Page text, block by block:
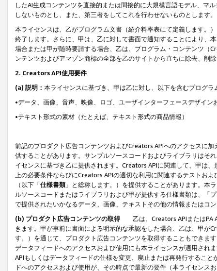
したAI生成コンテンツを直接的または間接的に大規模言語モデル、マ
しないものとし、また、第三者をしてこれを行わせないものとします。
本ライセンスは、乙がプログラム文書（紹介料率表にて定義します。
終了します。さらに、甲は、乙に対して書面で通知することにより、
場合または甲が随時要請する場合、乙は、プログラム・コンテンツ（
ンテンツおよびアマゾン商標の全部を乙のサイトから直ちに除去、削
2. Creators API使用要件
(a) 説明： 本ライセンスに基づき、甲は乙に対し、以下を含むプログ
•データ、画像、音声、映像、ロゴ、ユーザインターフェースデザイ
•テキスト形式の素材（たとえば、テキスト形式の商品情報）
前記のプロダクト広告コンテンツおよびCreators APIへのアクセスに
供することがあります。サンプルソースコードおよびライブラリはそ
イセンスに基づき乙に提供されます。Creators APIに関連して、甲は
上の必要条件ならびにCreators APIの適切な利用に関連するテストお
（以下「仕様書類」と総称します。）を提供することがあります。本
ルソースコードまたはライブラリおよび甲が提供する仕様書類は、「
で提供されたいかなるデータ、画像、テキストその他の情報またはコ
(b) プロダクト広告コンテンツの取得
乙は、Creators APIまたはPA
きます。甲が事前に書面による明示的な承認をした場合、乙は、甲が
す。）を通じて、プロダクト広告コンテンツを取得することもできま
データフィードへのアクセスおよび使用にも本ライセンスが適用され
APIもしくはデータフィードの仕様を変更、廃止または再発行するこ
ドへのアクセスおよび使用が、その時点で最新の要件（本ライセン